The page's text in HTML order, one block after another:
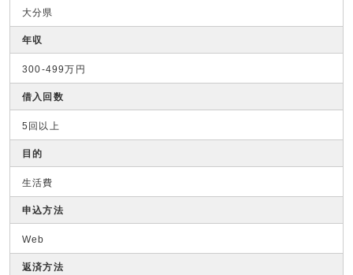
大分県
年収
300-499万円
借入回数
5回以上
目的
生活費
申込方法
Web
返済方法